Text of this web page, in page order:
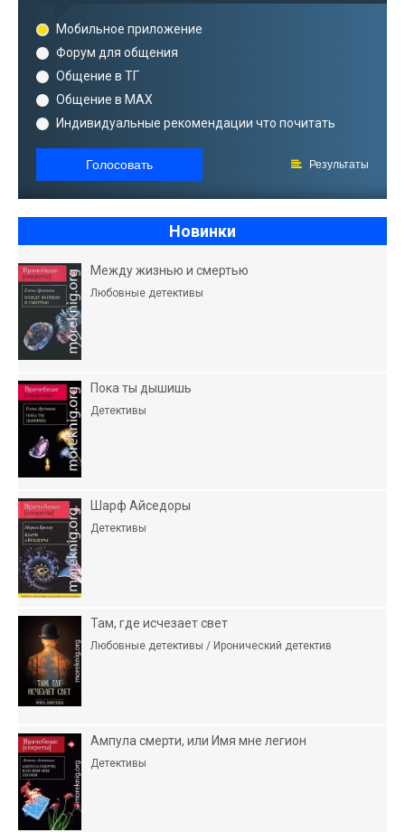
Мобильное приложение
Форум для общения
Общение в ТГ
Общение в MAX
Индивидуальные рекомендации что почитать
Голосовать Результаты
Новинки
Между жизнью и смертью
Любовные детективы
Пока ты дышишь
Детективы
Шарф Айседоры
Детективы
Там, где исчезает свет
Любовные детективы / Иронический детектив
Ампула смерти, или Имя мне легион
Детективы